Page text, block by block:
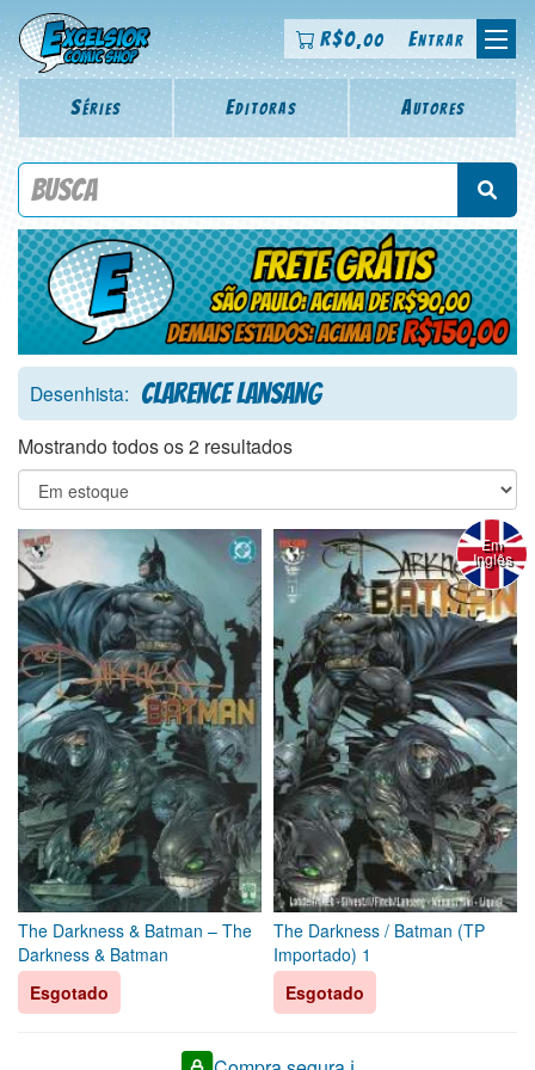
R$0,00 Entrar
Séries Editoras Autores
Procure por título da revista, personagem, série, escritor,
Desenhista: Clarence Lansang
Mostrando todos os 2 resultados
The Darkness & Batman – The
Darkness & Batman
Esgotado
The Darkness / Batman (TP
Importado) 1
Esgotado
Em
Inglês